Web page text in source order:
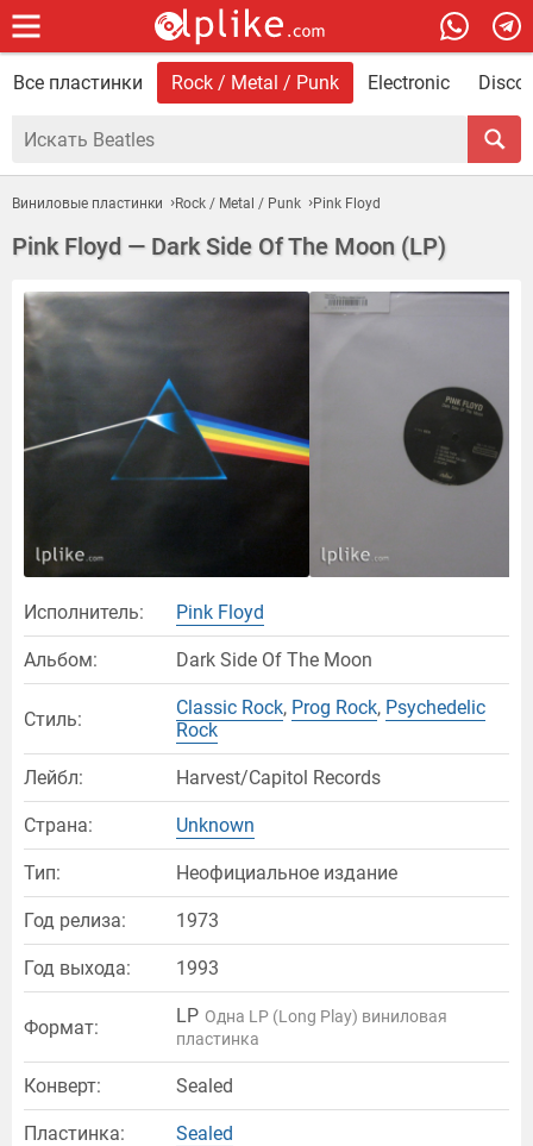
Все пластинки Rock / Metal / Punk Electronic Disco
Виниловые пластинки Rock / Metal / Punk Pink Floyd
Pink Floyd — Dark Side Of The Moon (LP)
Исполнитель: Pink Floyd
Альбом: Dark Side Of The Moon
Стиль: Classic Rock, Prog Rock, Psychedelic
Rock
Лейбл: Harvest/Capitol Records
Страна: Unknown
Тип: Неофициальное издание
Год релиза: 1973
Год выхода: 1993
Формат: LP Одна LP (Long Play) виниловая
пластинка
Конверт: Sealed
Пластинка: Sealed